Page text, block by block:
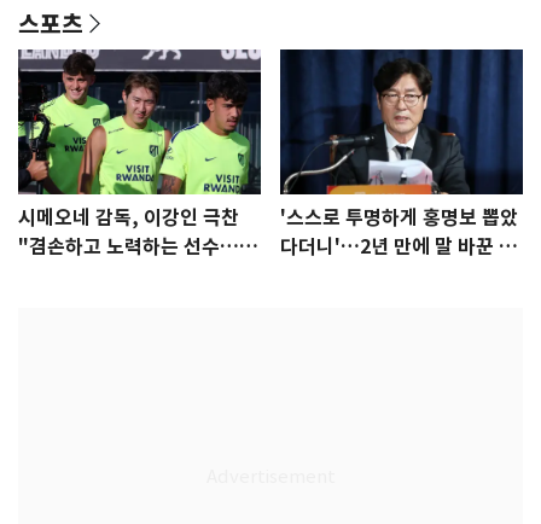
스포츠
시메오네 감독, 이강인 극찬
"겸손하고 노력하는 선수…좋
'스스로 투명하게 홍명보 뽑았
다더니'…2년 만에 말 바꾼 이